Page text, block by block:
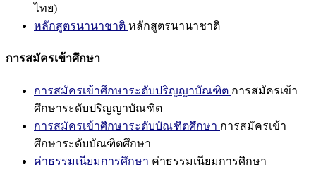
ไทย)
หลักสูตรนานาชาติ หลักสูตรนานาชาติ
การสมัครเข้าศึกษา
การสมัครเข้าศึกษาระดับปริญญาบัณฑิต การสมัครเข้า
ศึกษาระดับปริญญาบัณฑิต
การสมัครเข้าศึกษาระดับบัณฑิตศึกษา การสมัครเข้า
ศึกษาระดับบัณฑิตศึกษา
ค่าธรรมเนียมการศึกษา ค่าธรรมเนียมการศึกษา